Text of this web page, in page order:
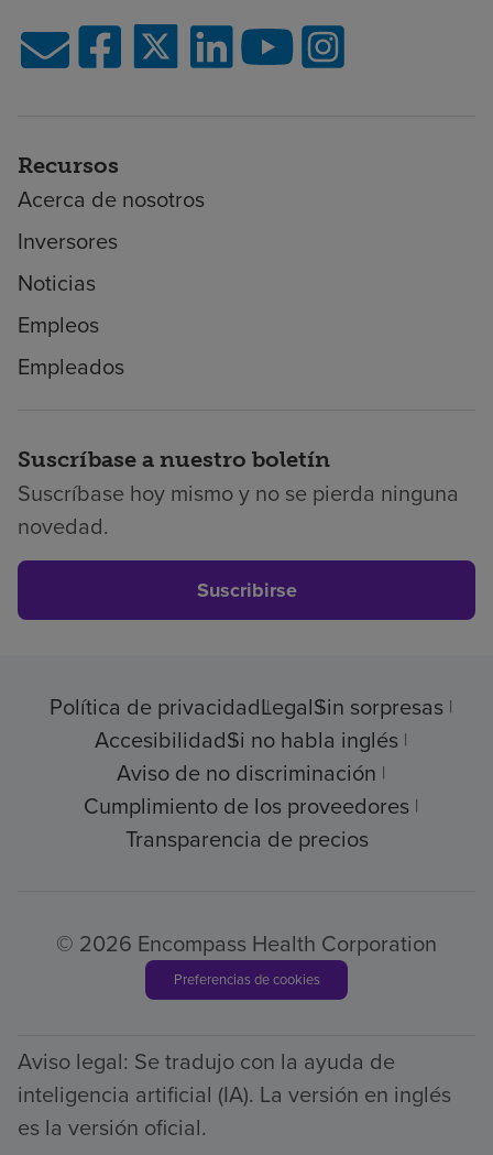
Recursos
Acerca de nosotros
Inversores
Noticias
Empleos
Empleados
Suscríbase a nuestro boletín
Suscríbase hoy mismo y no se pierda ninguna
novedad.
Suscribirse
Política de privacidadLegalSin sorpresas
AccesibilidadSi no habla inglés
Aviso de no discriminación
Cumplimiento de los proveedores
Transparencia de precios
© 2026 Encompass Health Corporation
Preferencias de cookies
Aviso legal: Se tradujo con la ayuda de
inteligencia artificial (IA). La versión en inglés
es la versión oficial.